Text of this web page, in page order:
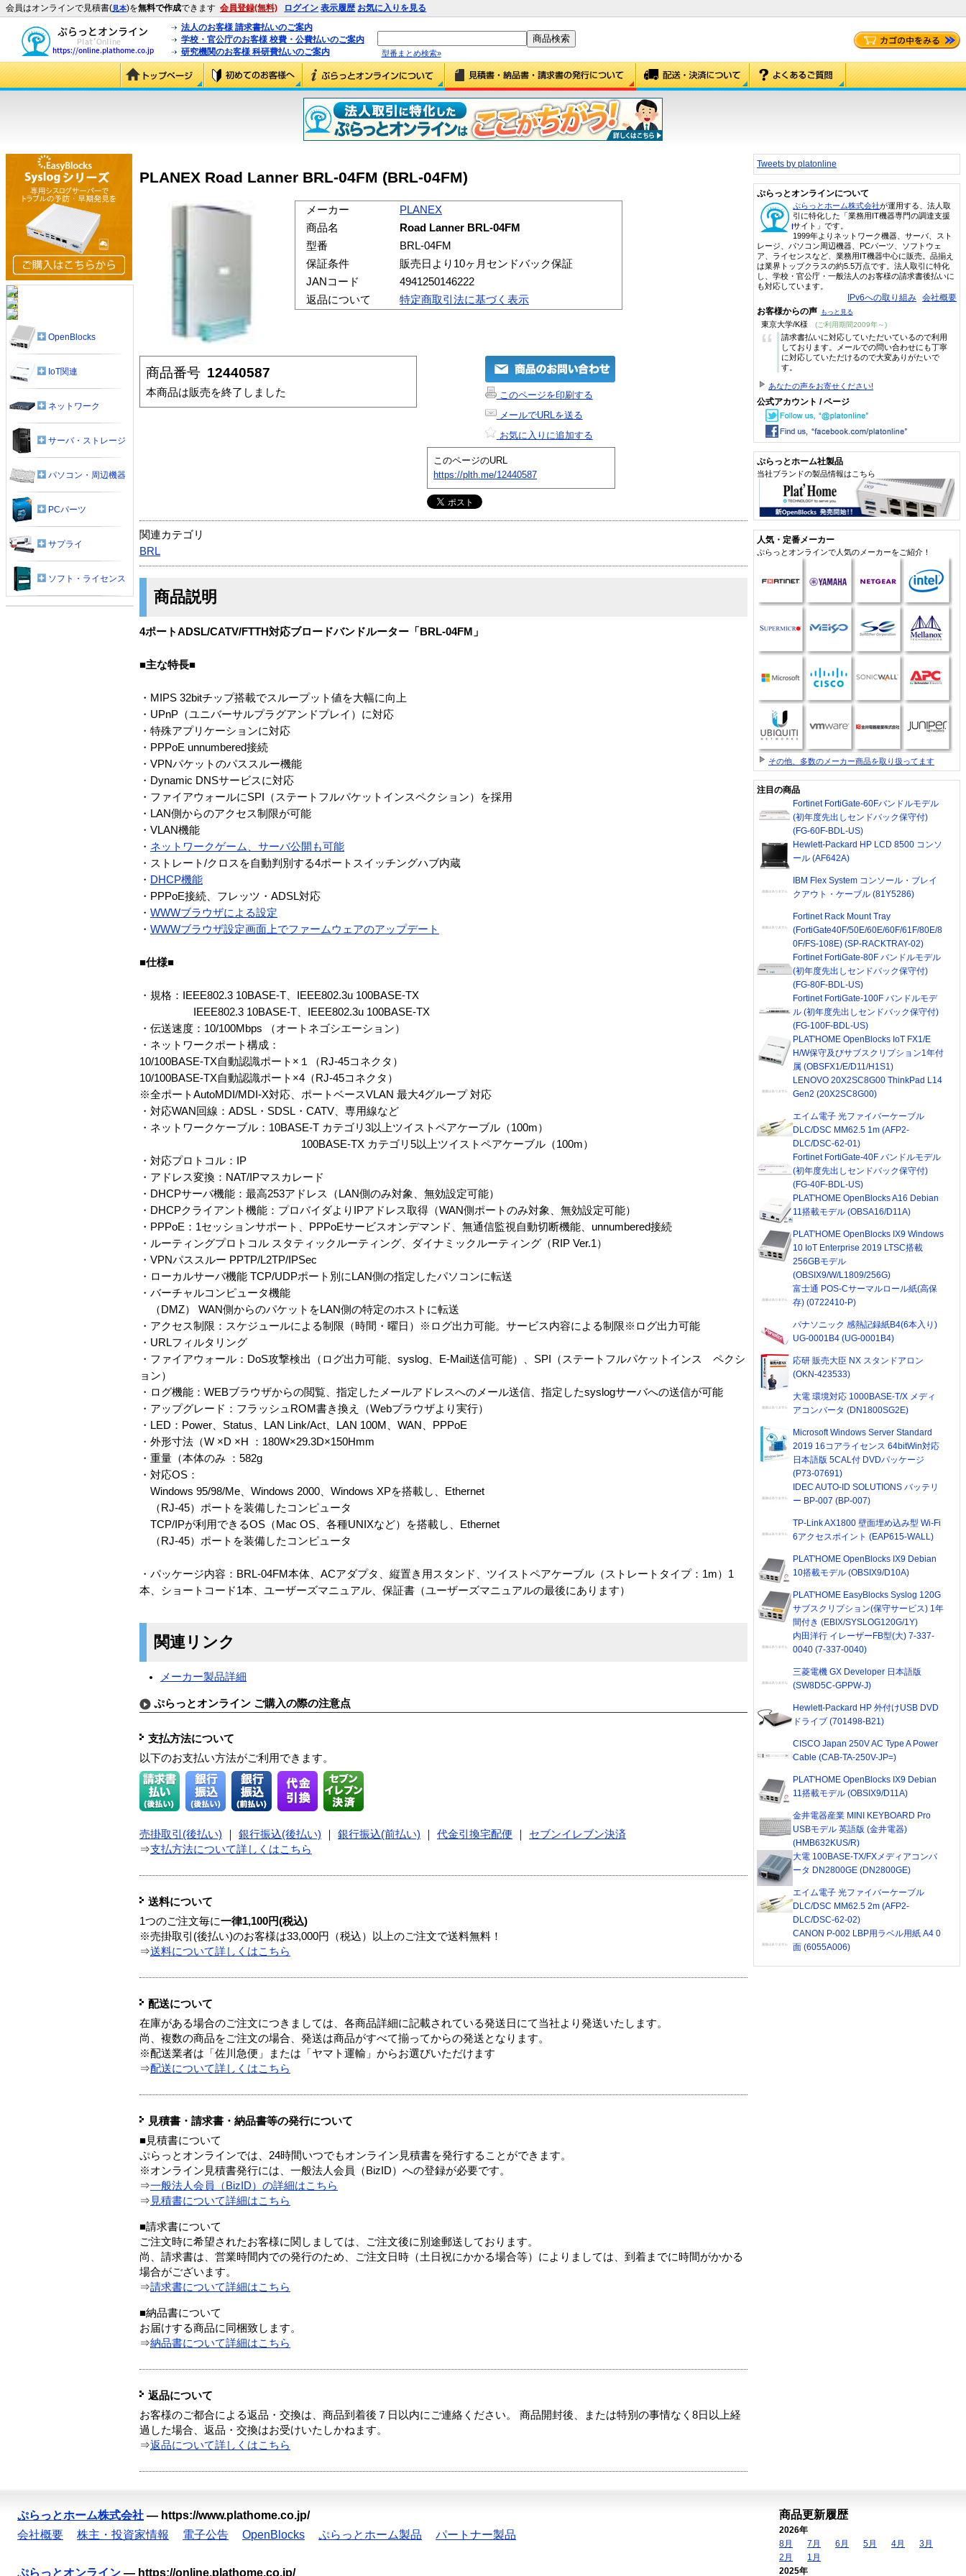
会員はオンラインで見積書(見本)を無料で作成できます 会員登録(無料) ログイン 表示履歴 お気に入りを見る
法人のお客様 請求書払いのご案内
学校・官公庁のお客様 校費・公費払いのご案内
研究機関のお客様 科研費払いのご案内
型番まとめ検索»
PLANEX Road Lanner BRL-04FM (BRL-04FM)
メーカー
PLANEX
商品名
Road Lanner BRL-04FM
型番
BRL-04FM
保証条件
販売日より10ヶ月センドバック保証
JANコード
4941250146222
返品について
特定商取引法に基づく表示
商品番号 12440587
本商品は販売を終了しました
このページを印刷する
メールでURLを送る
お気に入りに追加する
このページのURL
https://plth.me/12440587
関連カテゴリ
BRL
商品説明
4ポートADSL/CATV/FTTH対応ブロードバンドルーター「BRL-04FM」
■主な特長■
・MIPS 32bitチップ搭載でスループット値を大幅に向上
・UPnP（ユニバーサルプラグアンドプレイ）に対応
・特殊アプリケーションに対応
・PPPoE unnumbered接続
・VPNパケットのパススルー機能
・Dynamic DNSサービスに対応
・ファイアウォールにSPI（ステートフルパケットインスペクション）を採用
・LAN側からのアクセス制限が可能
・VLAN機能
・ ネットワークゲーム、サーバ公開も可能
・ストレート/クロスを自動判別する4ポートスイッチングハブ内蔵
・ DHCP機能
・PPPoE接続、フレッツ・ADSL対応
・ WWWブラウザによる設定
・ WWWブラウザ設定画面上でファームウェアのアップデート
■仕様■
・規格：
IEEE802.3 10BASE-T、IEEE802.3u 100BASE-TX
IEEE802.3 10BASE-T、IEEE802.3u 100BASE-TX
・伝送速度：10/100Mbps （オートネゴシエーション）
・ネットワークポート構成：
10/100BASE-TX自動認識ポート×１（RJ-45コネクタ）
10/100BASE-TX自動認識ポート×4（RJ-45コネクタ）
※全ポートAutoMDI/MDI-X対応、ポートベースVLAN 最大4グループ 対応
・対応WAN回線：ADSL・SDSL・CATV、専用線など
・ネットワークケーブル：10BASE-T カテゴリ3以上ツイストペアケーブル（100m）
100BASE-TX カテゴリ5以上ツイストペアケーブル（100m）
・対応プロトコル：IP
・アドレス変換：NAT/IPマスカレード
・DHCPサーバ機能：最高253アドレス（LAN側のみ対象、無効設定可能）
・DHCPクライアント機能：プロバイダよりIPアドレス取得（WAN側ポートのみ対象、無効設定可能）
・PPPoE：1セッションサポート、PPPoEサービスオンデマンド、無通信監視自動切断機能、unnumbered接続
・ルーティングプロトコル スタティックルーティング、ダイナミックルーティング（RIP Ver.1）
・VPNパススルー PPTP/L2TP/IPSec
・ローカルサーバ機能 TCP/UDPポート別にLAN側の指定したパソコンに転送
・バーチャルコンピュータ機能
（DMZ） WAN側からのパケットをLAN側の特定のホストに転送
・アクセス制限：スケジュールによる制限（時間・曜日）※ログ出力可能。サービス内容による制限※ログ出力可能
・URLフィルタリング
・ファイアウォール：DoS攻撃検出（ログ出力可能、syslog、E-Mail送信可能）、SPI（ステートフルパケットインス ペクシ
ョン）
・ログ機能：WEBブラウザからの閲覧、指定したメールアドレスへのメール送信、指定したsyslogサーバへの送信が可能
・アップグレード：フラッシュROM書き換え（Webブラウザより実行）
・LED：Power、Status、LAN Link/Act、LAN 100M、WAN、PPPoE
・外形寸法（W ×D ×H ：180W×29.3D×150Hmm
・重量（本体のみ ：582g
・対応OS：
Windows 95/98/Me、Windows 2000、Windows XPを搭載し、Ethernet
（RJ-45）ポートを装備したコンピュータ
TCP/IPが利用できるOS（Mac OS、各種UNIXなど）を搭載し、Ethernet
（RJ-45）ポートを装備したコンピュータ
・パッケージ内容：BRL-04FM本体、ACアダプタ、縦置き用スタンド、ツイストペアケーブル（ストレートタイプ：1m）1
本、ショートコード1本、ユーザーズマニュアル、保証書（ユーザーズマニュアルの最後にあります）
関連リンク
メーカー製品詳細
ぷらっとオンライン ご購入の際の注意点
支払方法について
以下のお支払い方法がご利用できます。
売掛取引(後払い) 銀行振込(後払い) 銀行振込(前払い) 代金引換宅配便
セブンイレブン決済
⇒支払方法について詳しくはこちら
送料について
1つのご注文毎に一律1,100円(税込)
※売掛取引(後払い)のお客様は33,000円（税込）以上のご注文で送料無料！
⇒送料について詳しくはこちら
配送について
在庫がある場合のご注文につきましては、各商品詳細に記載されている発送日にて当社より発送いたします。
尚、複数の商品をご注文の場合、発送は商品がすべて揃ってからの発送となります。
※配送業者は「佐川急便」または「ヤマト運輸」からお選びいただけます
⇒配送について詳しくはこちら
見積書・請求書・納品書等の発行について
■見積書について
ぷらっとオンラインでは、24時間いつでもオンライン見積書を発行することができます。
※オンライン見積書発行には、一般法人会員（BizID）への登録が必要です。
⇒一般法人会員（BizID）の詳細はこちら
⇒ 見積書について詳細はこちら
■請求書について
ご注文時に希望されたお客様に関しましては、ご注文後に別途郵送しております。
尚、請求書は、営業時間内での発行のため、ご注文日時（土日祝にかかる場合等）によりましては、到着までに時間がかかる
場合がございます。
⇒請求書について詳細はこちら
■納品書について
お届けする商品に同梱致します。
⇒納品書について詳細はこちら
返品について
お客様のご都合による返品・交換は、商品到着後７日以内にご連絡ください。 商品開封後、または特別の事情なく8日以上経
過した場合、返品・交換はお受けいたしかねます。
⇒返品について詳しくはこちら
OpenBlocks
IoT関連
ネットワーク
サーバ・ストレージ
パソコン・周辺機器
PCパーツ
サプライ
ソフト・ライセンス
Tweets by platonline
ぷらっとオンラインについて
ぷらっとホーム株式会社が運用する、法人取
引に特化した「業務用IT機器専門の調達支援
サイト」です。
1999年よりネットワーク機器、サーバ、スト
レージ、パソコン周辺機器、PCパーツ、ソフトウェ
ア、ライセンスなど、業務用IT機器中心に販売。品揃え
は業界トップクラスの約5.5万点です。法人取引に特化
し、学校・官公庁・一般法人のお客様の請求書後払いに
も対応しています。
IPv6への取り組み 会社概要
お客様からの声 もっと見る
東京大学/K様 (ご利用期間2009年～)
“
請求書払いに対応していただいているので利用
しております。メールでの問い合わせにも丁寧
に対応していただけるので大変ありがたいで
す。
あなたの声をお寄せください!
公式アカウント / ページ
ぷらっとホーム社製品
当社ブランドの製品情報はこちら
人気・定番メーカー
ぷらっとオンラインで人気のメーカーをご紹介！
その他、多数のメーカー商品を取り扱ってます
注目の商品
Fortinet FortiGate-60Fバンドルモデル
(初年度先出しセンドバック保守付)
(FG-60F-BDL-US)
Hewlett-Packard HP LCD 8500 コンソ
ール (AF642A)
IBM Flex System コンソール・ブレイ
クアウト・ケーブル (81Y5286)
Fortinet Rack Mount Tray
(FortiGate40F/50E/60E/60F/61F/80E/8
0F/FS-108E) (SP-RACKTRAY-02)
Fortinet FortiGate-80F バンドルモデル
(初年度先出しセンドバック保守付)
(FG-80F-BDL-US)
Fortinet FortiGate-100F バンドルモデ
ル (初年度先出しセンドバック保守付)
(FG-100F-BDL-US)
PLAT'HOME OpenBlocks IoT FX1/E
H/W保守及びサブスクリプション1年付
属 (OBSFX1/E/D11/H1S1)
LENOVO 20X2SC8G00 ThinkPad L14
Gen2 (20X2SC8G00)
エイム電子 光ファイバーケーブル
DLC/DSC MM62.5 1m (AFP2-
DLC/DSC-62-01)
Fortinet FortiGate-40F バンドルモデル
(初年度先出しセンドバック保守付)
(FG-40F-BDL-US)
PLAT'HOME OpenBlocks A16 Debian
11搭載モデル (OBSA16/D11A)
PLAT'HOME OpenBlocks IX9 Windows
10 IoT Enterprise 2019 LTSC搭載
256GBモデル
(OBSIX9/W/L1809/256G)
富士通 POS-Cサーマルロール紙(高保
存) (0722410-P)
パナソニック 感熱記録紙B4(6本入り)
UG-0001B4 (UG-0001B4)
応研 販売大臣 NX スタンドアロン
(OKN-423533)
大電 環境対応 1000BASE-T/X メディ
アコンバータ (DN1800SG2E)
Microsoft Windows Server Standard
2019 16コアライセンス 64bitWin対応
日本語版 5CAL付 DVDパッケージ
(P73-07691)
IDEC AUTO-ID SOLUTIONS バッテリ
ー BP-007 (BP-007)
TP-Link AX1800 壁面埋め込み型 Wi-Fi
6アクセスポイント (EAP615-WALL)
PLAT'HOME OpenBlocks IX9 Debian
10搭載モデル (OBSIX9/D10A)
PLAT'HOME EasyBlocks Syslog 120G
サブスクリプション(保守サービス) 1年
間付き (EBIX/SYSLOG120G/1Y)
内田洋行 イレーザーFB型(大) 7-337-
0040 (7-337-0040)
三菱電機 GX Developer 日本語版
(SW8D5C-GPPW-J)
Hewlett-Packard HP 外付けUSB DVD
ドライブ (701498-B21)
CISCO Japan 250V AC Type A Power
Cable (CAB-TA-250V-JP=)
PLAT'HOME OpenBlocks IX9 Debian
11搭載モデル (OBSIX9/D11A)
金井電器産業 MINI KEYBOARD Pro
USBモデル 英語版 (金井電器)
(HMB632KUS/R)
大電 100BASE-TX/FXメディアコンバ
ータ DN2800GE (DN2800GE)
エイム電子 光ファイバーケーブル
DLC/DSC MM62.5 2m (AFP2-
DLC/DSC-62-02)
CANON P-002 LBP用ラベル用紙 A4 0
面 (6055A006)
ぷらっとホーム株式会社 — https://www.plathome.co.jp/
会社概要
株主・投資家情報 電子公告 OpenBlocks ぷらっとホーム製品 パートナー製品
ぷらっとオンライン — https://online.plathome.co.jp/
商品更新履歴
2026年
8月
7月 6月 5月 4月
3月
2月
1月
2025年